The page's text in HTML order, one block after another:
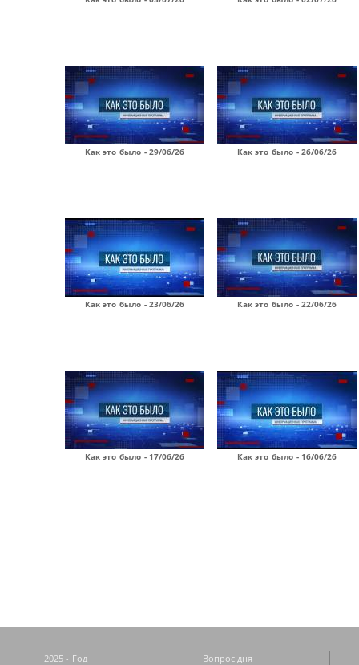
Как это было - 29/06/26 Как это было - 26/06/26
Как это было - 23/06/26 Как это было - 22/06/26
Как это было - 17/06/26 Как это было - 16/06/26
2025 - Год
Вопрос дня